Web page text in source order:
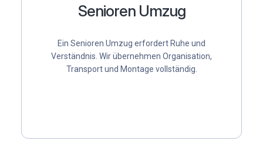
Senioren Umzug
Ein Senioren Umzug erfordert Ruhe und
Verständnis. Wir übernehmen Organisation,
Transport und Montage vollständig.